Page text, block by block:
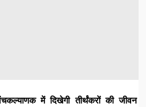
में दिखेगी तीर्थंकरों की जीवन